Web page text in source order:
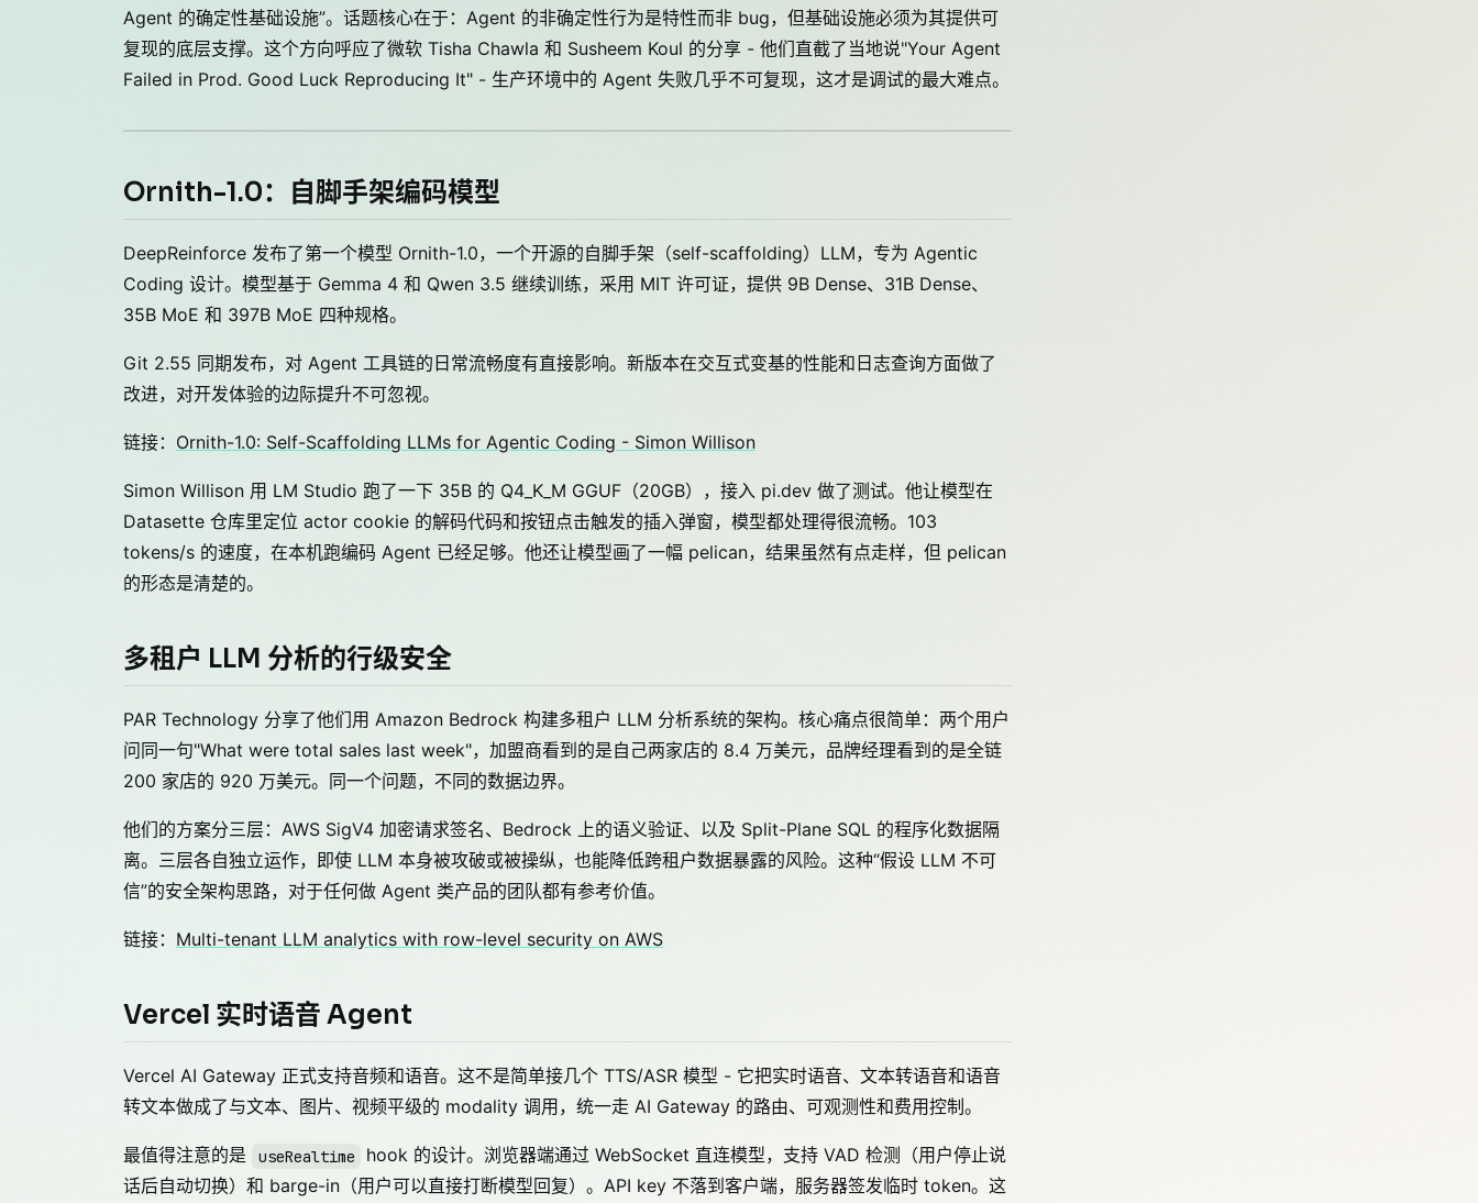
Agent 的确定性基础设施”。话题核心在于：Agent 的非确定性行为是特性而非 bug，但基础设施必须为其提供可
复现的底层支撑。这个方向呼应了微软 Tisha Chawla 和 Susheem Koul 的分享 - 他们直截了当地说"Your Agent
Failed in Prod. Good Luck Reproducing It" - 生产环境中的 Agent 失败几乎不可复现，这才是调试的最大难点。
Ornith-1.0：自脚手架编码模型
DeepReinforce 发布了第一个模型 Ornith-1.0，一个开源的自脚手架（self-scaffolding）LLM，专为 Agentic
Coding 设计。模型基于 Gemma 4 和 Qwen 3.5 继续训练，采用 MIT 许可证，提供 9B Dense、31B Dense、
35B MoE 和 397B MoE 四种规格。
Git 2.55 同期发布，对 Agent 工具链的日常流畅度有直接影响。新版本在交互式变基的性能和日志查询方面做了
改进，对开发体验的边际提升不可忽视。
链接： Ornith-1.0: Self-Scaffolding LLMs for Agentic Coding - Simon Willison
Simon Willison 用 LM Studio 跑了一下 35B 的 Q4_K_M GGUF（20GB），接入 pi.dev 做了测试。他让模型在
Datasette 仓库里定位 actor cookie 的解码代码和按钮点击触发的插入弹窗，模型都处理得很流畅。103
tokens/s 的速度，在本机跑编码 Agent 已经足够。他还让模型画了一幅 pelican，结果虽然有点走样，但 pelican
的形态是清楚的。
多租户 LLM 分析的行级安全
PAR Technology 分享了他们用 Amazon Bedrock 构建多租户 LLM 分析系统的架构。核心痛点很简单：两个用户
问同一句"What were total sales last week"，加盟商看到的是自己两家店的 8.4 万美元，品牌经理看到的是全链
200 家店的 920 万美元。同一个问题，不同的数据边界。
他们的方案分三层：AWS SigV4 加密请求签名、Bedrock 上的语义验证、以及 Split-Plane SQL 的程序化数据隔
离。三层各自独立运作，即使 LLM 本身被攻破或被操纵，也能降低跨租户数据暴露的风险。这种“假设 LLM 不可
信”的安全架构思路，对于任何做 Agent 类产品的团队都有参考价值。
链接： Multi-tenant LLM analytics with row-level security on AWS
Vercel 实时语音 Agent
Vercel AI Gateway 正式支持音频和语音。这不是简单接几个 TTS/ASR 模型 - 它把实时语音、文本转语音和语音
转文本做成了与文本、图片、视频平级的 modality 调用，统一走 AI Gateway 的路由、可观测性和费用控制。
最值得注意的是 useRealtime
hook 的设计。浏览器端通过 WebSocket 直连模型，支持 VAD 检测（用户停止说
话后自动切换）和 barge-in（用户可以直接打断模型回复）。API key 不落到客户端，服务器签发临时 token。这